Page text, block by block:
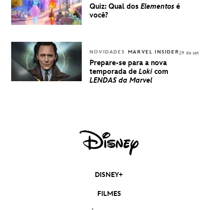
Quiz: Qual dos Elementos é
você?
NOVIDADES MARVEL INSIDER
Prepare-se para a nova
temporada de Loki com
LENDAS da Marvel
29 de set
DISNEY+
FILMES